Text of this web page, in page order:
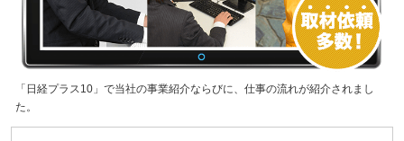
「日経プラス10」で当社の事業紹介ならびに、仕事の流れが紹介されまし
た。